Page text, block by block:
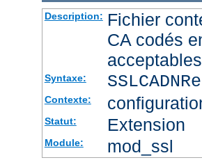
Description: Fichier
CA codés
acceptables
Syntaxe:
Contexte:
Statut: Extension
Module: mod_ssl